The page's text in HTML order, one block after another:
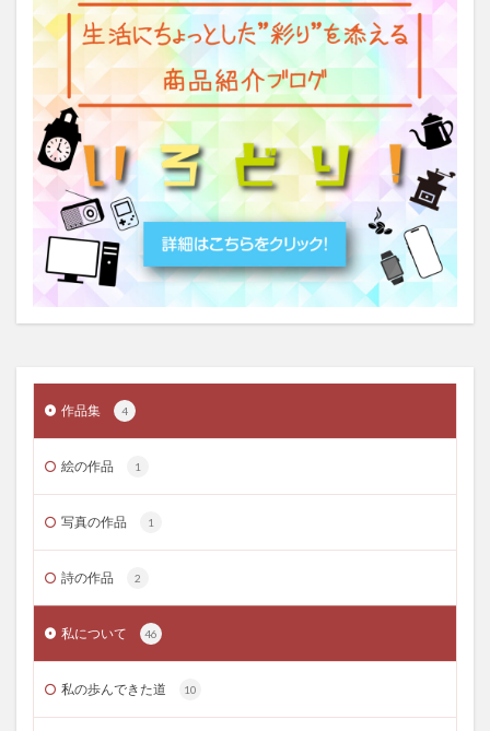
作品集 4
絵の作品 1
写真の作品 1
詩の作品 2
私について 46
私の歩んできた道 10